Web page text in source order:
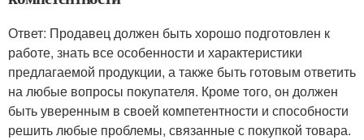
Ответ: Продавец должен быть хорошо подготовлен к
работе, знать все особенности и характеристики
предлагаемой продукции, а также быть готовым ответить
на любые вопросы покупателя. Кроме того, он должен
быть уверенным в своей компетентности и способности
решить любые проблемы, связанные с покупкой товара.